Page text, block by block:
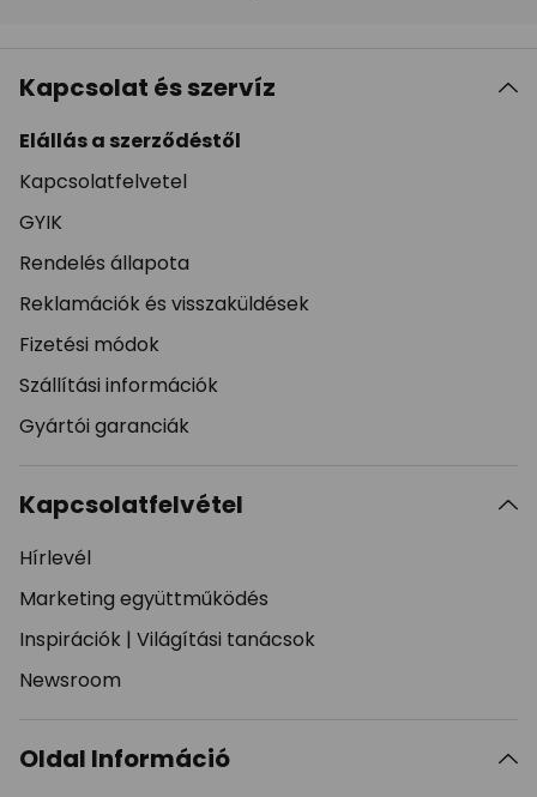
Kapcsolat és szervíz
Elállás a szerződéstől
Kapcsolatfelvetel
GYIK
Rendelés állapota
Reklamációk és visszaküldések
Fizetési módok
Szállítási információk
Gyártói garanciák
Kapcsolatfelvétel
Hírlevél
Marketing együttműködés
Inspirációk | Világítási tanácsok
Newsroom
Oldal Információ